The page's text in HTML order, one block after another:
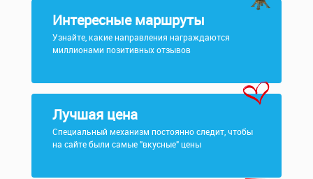
Интересные маршруты
Узнайте, какие направления награждаются
миллионами позитивных отзывов
Лучшая цена
Специальный механизм постоянно следит, чтобы
на сайте были самые "вкусные" цены